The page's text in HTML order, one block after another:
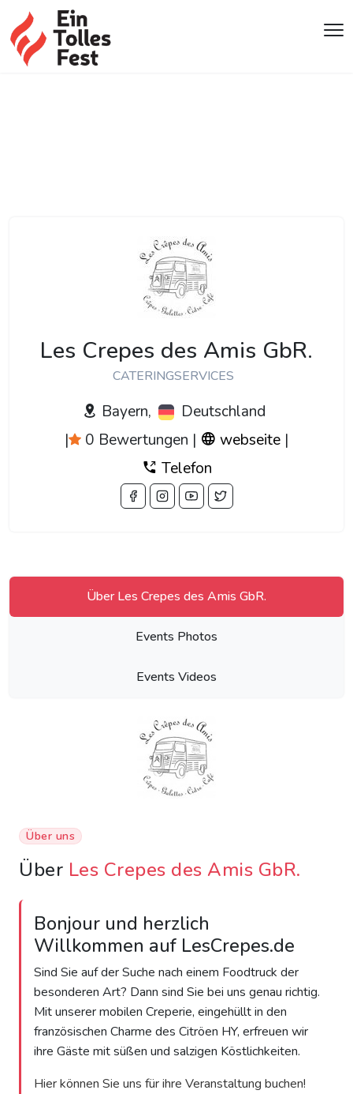
Les Crepes des Amis GbR.
CATERINGSERVICES
Bayern,
Deutschland
|
0 Bewertungen | webseite |
Telefon
Über Les Crepes des Amis GbR.
Events Photos
Events Videos
Über uns
Über Les Crepes des Amis GbR.
Bonjour und herzlich
Willkommen auf LesCrepes.de
Sind Sie auf der Suche nach einem Foodtruck der
besonderen Art? Dann sind Sie bei uns genau richtig.
Mit unserer mobilen Creperie, eingehüllt in den
französischen Charme des Citröen HY, erfreuen wir
ihre Gäste mit süßen und salzigen Köstlichkeiten.
Hier können Sie uns für ihre Veranstaltung buchen!